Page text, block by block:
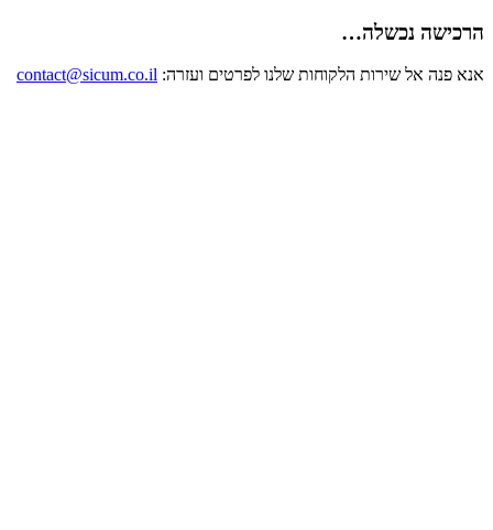
הרכישה נכשלה…
אנא פנה אל שירות הלקוחות שלנו לפרטים ועזרה: contact@sicum.co.il